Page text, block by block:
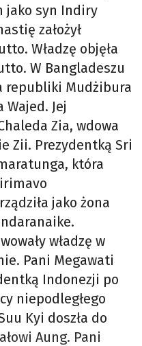
jako syn Indiry
założył
Władzę objęła
W Bangladeszu
republiki Mudżibura
Jej
Zia, wdowa
Zii. Prezydentką Sri
która
jako żona
władzę w
Pani Megawati
Indonezji po
niepodległego
Kyi doszła do
Aung. Pani